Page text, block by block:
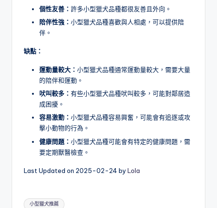
個性友善： 許多小型獵犬品種都很友善且外向。
陪伴性強： 小型獵犬品種喜歡與人相處，可以提供陪
伴。
缺點：
運動量較大： 小型獵犬品種通常運動量較大，需要大量
的陪伴和運動。
吠叫較多： 有些小型獵犬品種吠叫較多，可能對鄰居造
成困擾。
容易激動： 小型獵犬品種容易興奮，可能會有追逐或攻
擊小動物的行為。
健康問題： 小型獵犬品種可能會有特定的健康問題，需
要定期獸醫檢查。
Last Updated on 2025-02-24 byLola
Tags:
小型獵犬推薦